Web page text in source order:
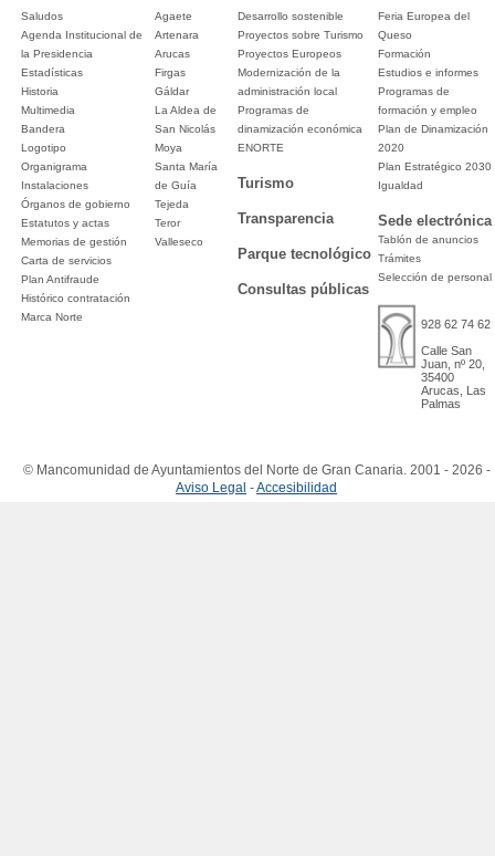
Saludos
Agenda Institucional de
la Presidencia
Estadísticas
Historia
Multimedia
Bandera
Logotipo
Organigrama
Instalaciones
Órganos de gobierno
Estatutos y actas
Memorias de gestión
Carta de servicios
Plan Antifraude
Histórico contratación
Marca Norte
Agaete
Artenara
Arucas
Firgas
Gáldar
La Aldea de
San Nicolás
Moya
Santa María
de Guía
Tejeda
Teror
Valleseco
Desarrollo sostenible
Proyectos sobre Turismo
Proyectos Europeos
Modernización de la
administración local
Programas de
dinamización económica
ENORTE
Turismo
Transparencia
Parque tecnológico
Consultas públicas
Feria Europea del
Queso
Formación
Estudios e informes
Programas de
formación y empleo
Plan de Dinamización
2020
Plan Estratégico 2030
Igualdad
Sede electrónica
Tablón de anuncios
Trámites
Selección de personal
928 62 74 62
Calle San
Juan, nº 20,
35400
Arucas, Las
Palmas
© Mancomunidad de Ayuntamientos del Norte de Gran Canaria. 2001 - 2026 -
Aviso Legal -Accesibilidad